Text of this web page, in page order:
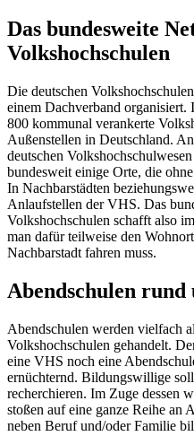
Das bundesweite
Volkshochschulen
Die deutschen
einem Dachverband organisiert.
800 kommunal verankerte
Außenstellen in Deutschland.
deutschen
bundesweit einige Orte, die
In Nachbarstädten
Anlaufstellen der VHS. Das
Volkshochschulen schafft also
man dafür teilweise den
Nachbarstadt fahren muss.
Abendschulen
Abendschulen werden vielfach
Volkshochschulen gehandelt.
eine VHS noch eine
ernüchternd. Bildungswillige
recherchieren. Im Zuge dessen
stoßen auf eine ganze Reihe an
neben Beruf und/oder Familie